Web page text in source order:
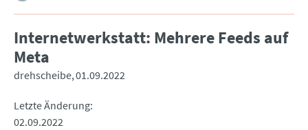
Internetwerkstatt: Mehrere Feeds auf
Meta
drehscheibe 01.09.2022
Letzte Änderung
02.09.2022